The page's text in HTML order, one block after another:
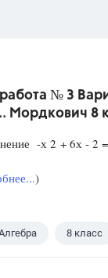
№ 3
Мордкович 8
-х 2 + 6х - 2
)
8 класс